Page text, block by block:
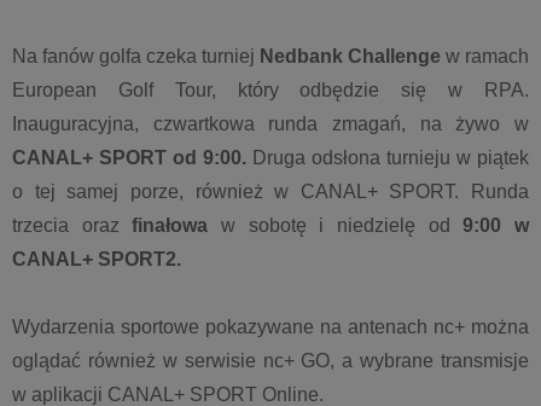
Na fanów golfa czeka turniej Nedbank Challenge w ramach
European Golf Tour, który odbędzie się w RPA.
Inauguracyjna, czwartkowa runda zmagań, na żywo w
CANAL+ SPORT od 9:00. Druga odsłona turnieju w piątek
o tej samej porze, również w CANAL+ SPORT. Runda
trzecia orazfinałowaw sobotę i niedzielę od9:00 w
CANAL+ SPORT2.
Wydarzenia sportowe pokazywane na antenach nc+ można
oglądać również w serwisie nc+ GO, a wybrane transmisje
w aplikacji CANAL+ SPORT Online.